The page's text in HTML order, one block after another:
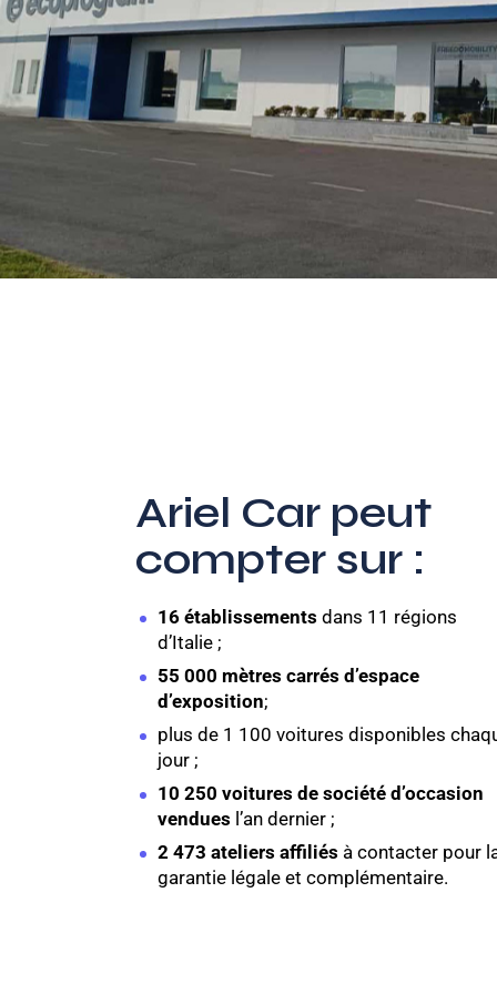
Ariel Car peut
compter sur :
16 établissements dans 11 régions
d’Italie ;
55 000 mètres carrés d’espace
d’exposition;
plus de 1 100 voitures disponibles
jour ;
10 250 voitures de société d’occasion
vendues l’an dernier ;
2 473 ateliers affiliés à contacter pour
garantie légale et complémentaire.